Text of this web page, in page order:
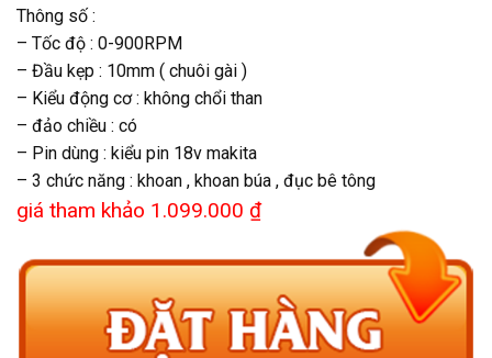
Thông số :
– Tốc độ : 0-900RPM
– Đầu kẹp : 10mm ( chuôi gài )
– Kiểu động cơ : không chổi than
– đảo chiều : có
– Pin dùng : kiểu pin 18v makita
– 3 chức năng : khoan , khoan búa , đục bê tông
giá tham khảo 1.099.000 ₫